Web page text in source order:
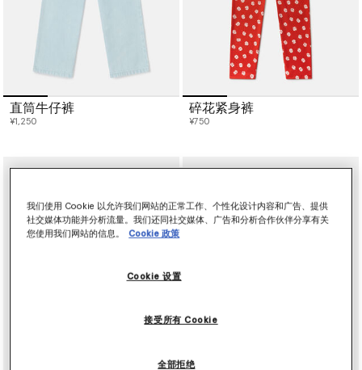
直筒牛仔裤
¥1,250
碎花紧身裤
¥750
我们使用 Cookie 以允许我们网站的正常工作、个性化设计内容和广告、提供
社交媒体功能并分析流量。我们还同社交媒体、广告和分析合作伙伴分享有关
您使用我们网站的信息。
Cookie 政策
Cookie 设置
全部拒绝
接受所有 Cookie